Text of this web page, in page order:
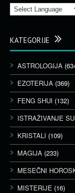
KATEGORIJE
ASTROLOGIJA
EZOTERIJA (369)
FENG SHUI (132)
ISTRAŽIVANJE
KRISTALI (109)
MAGIJA (233)
MESEČNI
MISTERIJE (16)